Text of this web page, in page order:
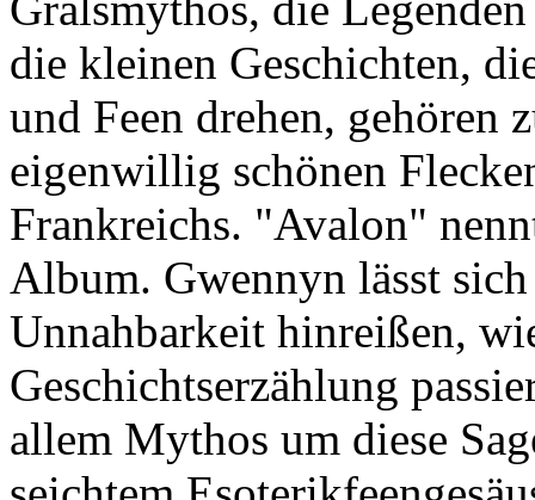
die kleinen Geschichten,
und Feen drehen, gehören
eigenwillig schönen
Frankreichs. "Avalon"
Album. Gwennyn lässt
Unnahbarkeit hinreißen,
Geschichtserzählung
allem Mythos um diese